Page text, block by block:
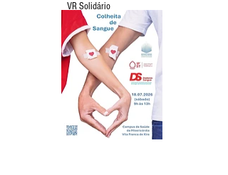
VR Solidário